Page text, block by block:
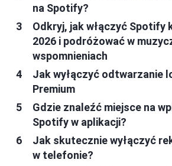
na Spotify?
Odkryj, jak włączyć Spotify
2026 i podróżować w
wspomnieniach
Jak wyłączyć odtwarzanie
Premium
Gdzie znaleźć miejsce na
Spotify w aplikacji?
Jak skutecznie wyłączyć
w telefonie?